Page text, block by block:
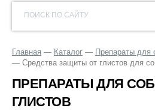
ПОИСК ПО САЙТУ
Главная Каталог
Препараты для
Средства защиты от глистов для
ПРЕПАРАТЫ ДЛЯ
ГЛИСТОВ